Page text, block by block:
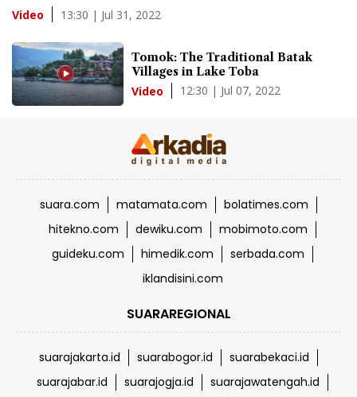
Video 13:30 | Jul 31, 2022
Tomok: The Traditional Batak
Villages in Lake Toba
Video 12:30 | Jul 07, 2022
suara.com matamata.com
bolatimes.com
hitekno.com
dewiku.com
mobimoto.com
guideku.com
himedik.com
serbada.com
iklandisini.com
SUARAREGIONAL
suarajakarta.id suarabogor.id
suarabekaci.id
suarajabar.id
suarajogja.id
suarajawatengah.id